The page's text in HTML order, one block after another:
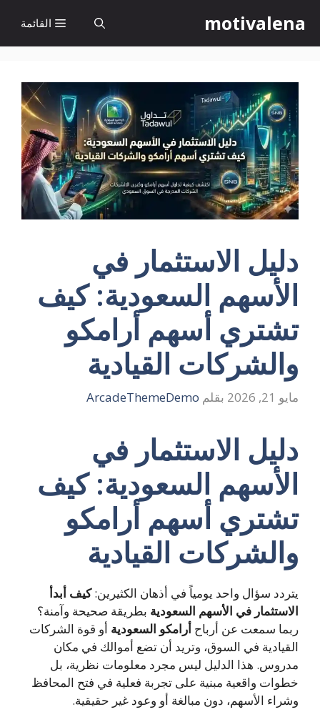
إلى
المحتوى
motivalena القائمة
دليل الاستثمار في
الأسهم السعودية: كيف
تشتري أسهم أرامكو
والشركات القيادية
مايو 21, 2026 بقلم ArcadeThemeDemo
دليل الاستثمار في
الأسهم السعودية: كيف
تشتري أسهم أرامكو
والشركات القيادية
يتردد سؤال واحد يومياً في أذهان الكثيرين:كيف أبدأ
الاستثمار في الأسهم السعودية بطريقة صحيحة وآمنة؟
ربما سمعت عن أرباح أرامكو السعودية أو قوة الشركات
القيادية في السوق، وتريد أن تضع أموالك في مكان
مدروس. هذا الدليل ليس مجرد معلومات نظرية، بل
خطوات واقعية مبنية على تجربة فعلية في فتح المحافظ
وشراء الأسهم، دون مبالغة أو وعود غير حقيقية.